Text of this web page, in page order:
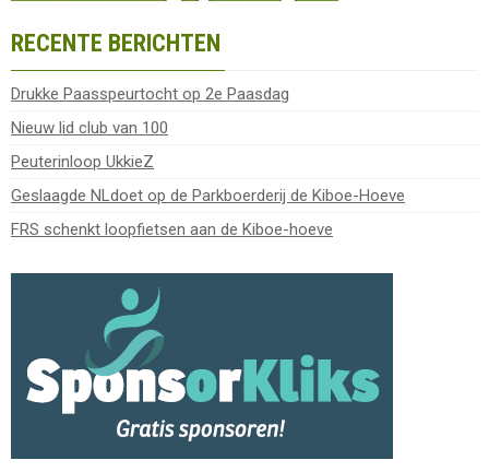
RECENTE BERICHTEN
Drukke Paasspeurtocht op 2e Paasdag
Nieuw lid club van 100
Peuterinloop UkkieZ
Geslaagde NLdoet op de Parkboerderij de Kiboe-Hoeve
FRS schenkt loopfietsen aan de Kiboe-hoeve